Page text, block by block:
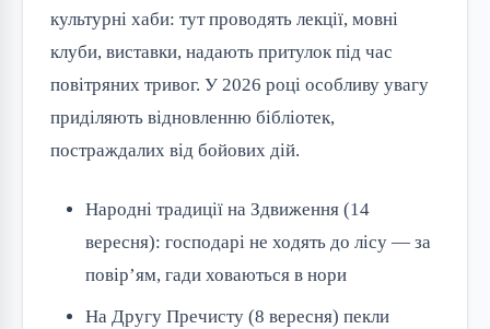
культурні хаби: тут проводять лекції, мовні
клуби, виставки, надають притулок під час
повітряних тривог. У 2026 році особливу увагу
приділяють відновленню бібліотек,
постраждалих від бойових дій.
Народні традиції на Здвиження (14
вересня): господарі не ходять до лісу — за
повір’ям, гади ховаються в нори
На Другу Пречисту (8 вересня) пекли